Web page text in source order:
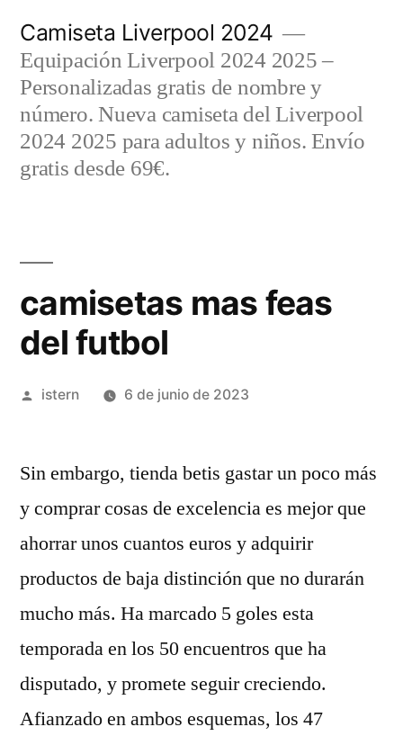
contenido
Camiseta Liverpool 2024
Equipación Liverpool 2024 2025 –
Personalizadas gratis de nombre y
número. Nueva camiseta del Liverpool
2024 2025 para adultos y niños. Envío
gratis desde 69€.
camisetas mas feas
del futbol
Publicado
istern 6 de junio de 2023
Sin embargo, tienda betis gastar un poco más
y comprar cosas de excelencia es mejor que
ahorrar unos cuantos euros y adquirir
productos de baja distinción que no durarán
mucho más. Ha marcado 5 goles esta
temporada en los 50 encuentros que ha
disputado, y promete seguir creciendo.
Afianzado en ambos esquemas, los 47